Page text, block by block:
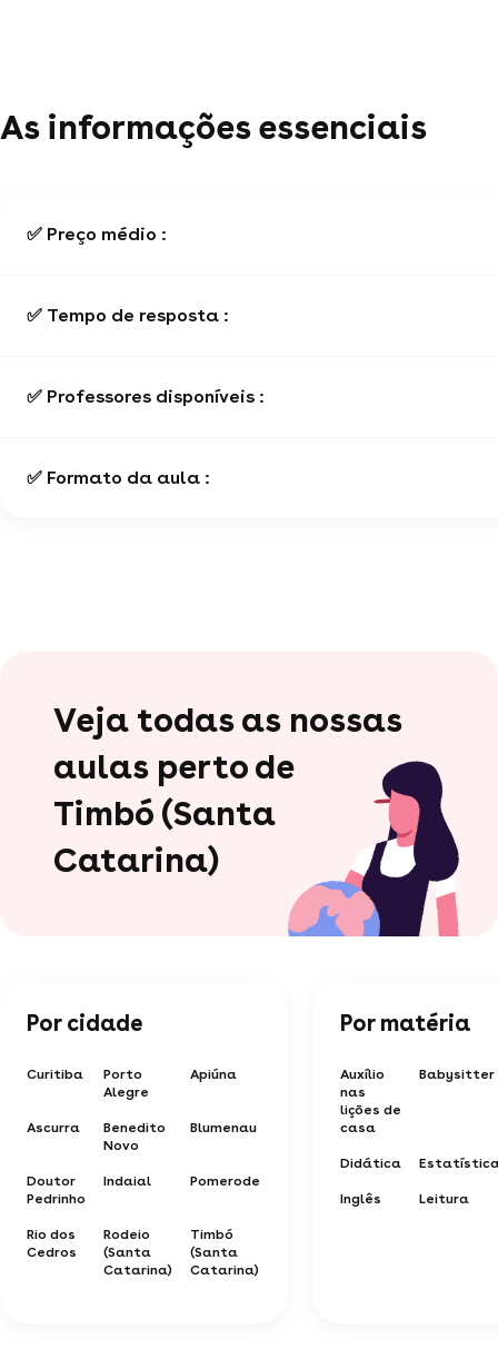
As informações essenciais
✅ Preço médio :
✅ Tempo de resposta :
✅ Professores disponíveis :
✅ Formato da aula :
Veja todas as nossas
aulas perto de
Timbó (Santa
Catarina)
Por cidade
Curitiba
Porto
Alegre
Apiúna
Ascurra
Benedito
Novo
Blumenau
Doutor
Pedrinho
Indaial Pomerode
Rio dos
Cedros
Rodeio
(Santa
Catarina)
Timbó
(Santa
Catarina)
Por matéria
Auxílio
nas
lições de
casa
Babysitter
Didática
Inglês Leitura